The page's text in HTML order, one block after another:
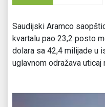
Saudijski Aramco
kvartalu pao 23,2 posto
dolara sa 42,4 milijade u
uglavnom odražava uticaj